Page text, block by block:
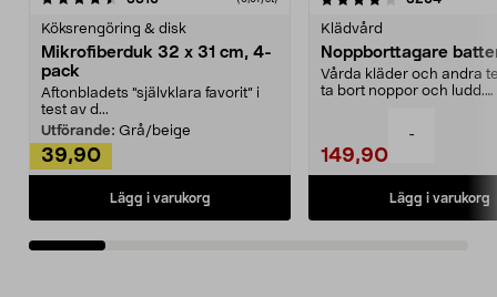
-
Köksrengöring & disk
Mikrofiberduk 32 x 31 cm, 4-
pack
Aftonbladets "självklara favorit” i
test av d...
Utförande: Grå/beige
39,90
Lägg i varukorg
Klädvård
Noppborttagare
Vårda kläder och andra
ta bort noppor och ludd.
149,90
Lägg i varukorg